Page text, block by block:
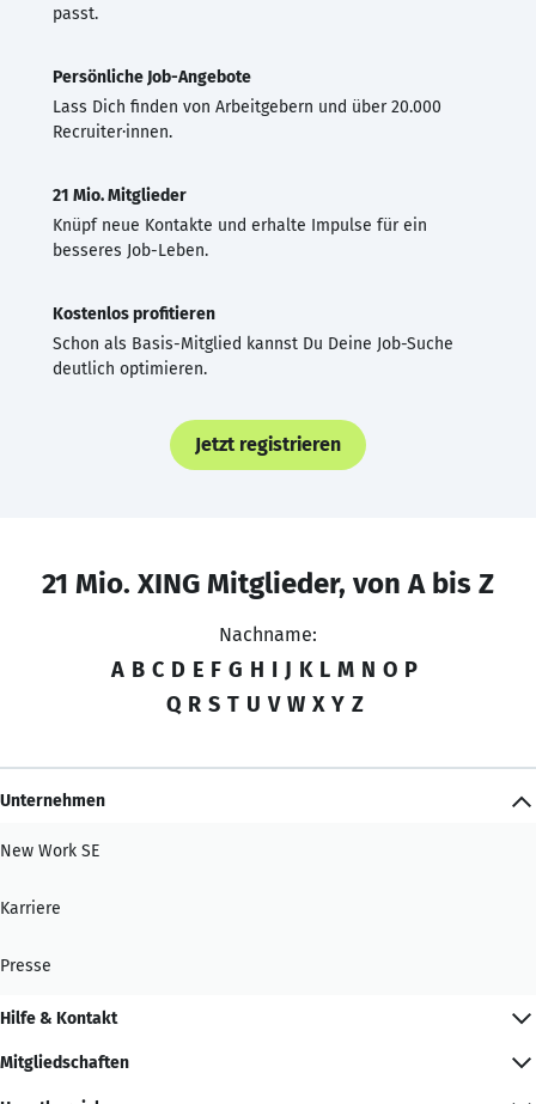
passt.
Persönliche Job-Angebote
Lass Dich finden von Arbeitgebern und über 20.000
Recruiter·innen.
21 Mio. Mitglieder
Knüpf neue Kontakte und erhalte Impulse für ein
besseres Job-Leben.
Kostenlos profitieren
Schon als Basis-Mitglied kannst Du Deine Job-Suche
deutlich optimieren.
Jetzt registrieren
21 Mio. XING Mitglieder, von A bis Z
Nachname:
A B C D E F G H I J K L M N O P
Q R S T U V W X Y Z
Unternehmen
New Work SE
Karriere
Presse
Hilfe & Kontakt
Mitgliedschaften